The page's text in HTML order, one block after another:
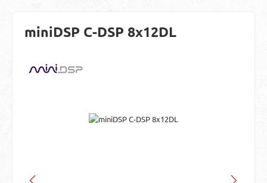
miniDSP C-DSP 8x12DL
Bildergalerie überspringen